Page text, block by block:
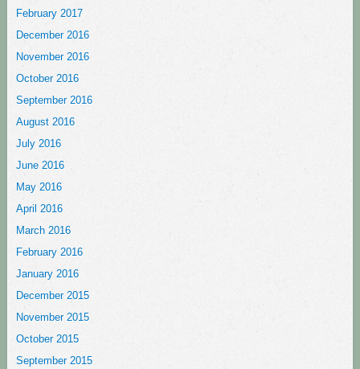
February 2017
December 2016
November 2016
October 2016
September 2016
August 2016
July 2016
June 2016
May 2016
April 2016
March 2016
February 2016
January 2016
December 2015
November 2015
October 2015
September 2015